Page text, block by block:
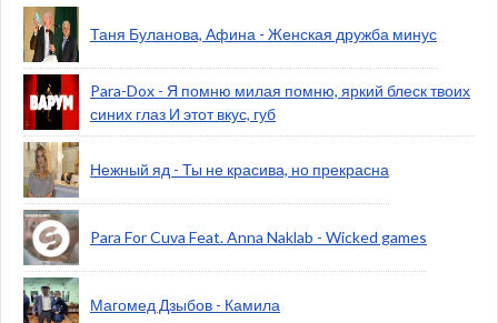
Таня Буланова, Афина - Женская дружба минус
Para-Dox - Я помню милая помню, яркий блеск твоих
синих глаз И этот вкус, губ
Нежный яд - Ты не красива, но прекрасна
Para For Cuva Feat. Anna Naklab - Wicked games
Магомед Дзыбов - Камила